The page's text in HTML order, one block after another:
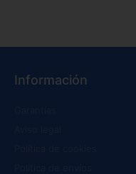
Información